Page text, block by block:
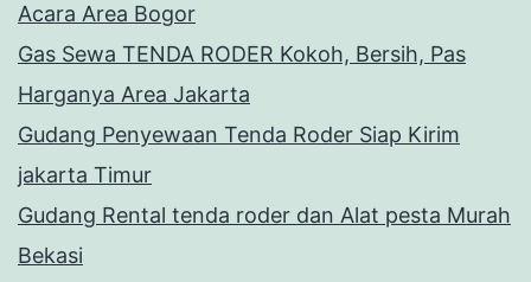
Acara Area Bogor
Gas Sewa TENDA RODER Kokoh, Bersih, Pas
Harganya Area Jakarta
Gudang Penyewaan Tenda Roder Siap Kirim
jakarta Timur
Gudang Rental tenda roder dan Alat pesta Murah
Bekasi